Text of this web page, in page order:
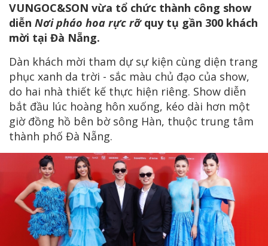
VUNGOC&SON vừa tổ chức thành công show
diễn Nơi pháo hoa rực rỡ quy tụ gần 300 khách
mời tại Đà Nẵng.
Dàn khách mời tham dự sự kiện cùng diện trang
phục xanh da trời - sắc màu chủ đạo của show,
do hai nhà thiết kế thực hiện riêng. Show diễn
bắt đầu lúc hoàng hôn xuống, kéo dài hơn một
giờ đồng hồ bên bờ sông Hàn, thuộc trung tâm
thành phố Đà Nẵng.